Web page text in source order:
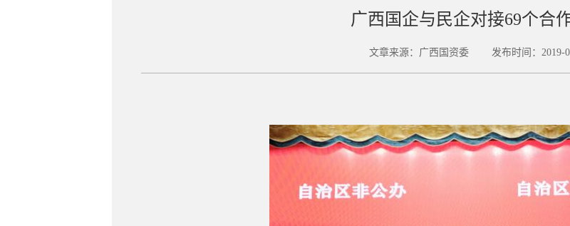
广西国企与民企对接69个合
文章来源：广西国资委 发布时间：2019-